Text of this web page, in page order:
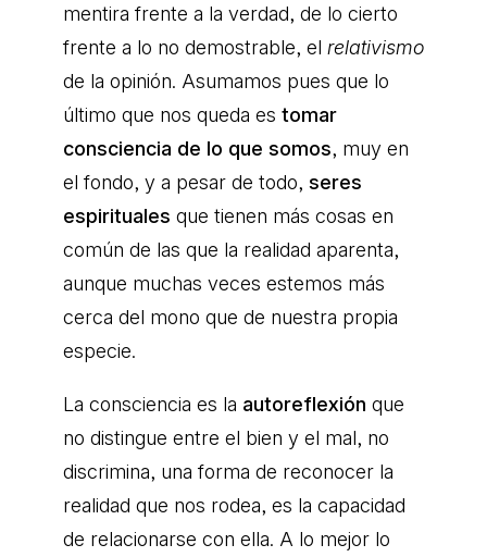
mentira frente a la verdad, de lo cierto
frente a lo no demostrable, el relativismo
de la opinión. Asumamos pues que lo
último que nos queda es tomar
consciencia de lo que somos, muy en
el fondo, y a pesar de todo, seres
espirituales que tienen más cosas en
común de las que la realidad aparenta,
aunque muchas veces estemos más
cerca del mono que de nuestra propia
especie.
La consciencia es la autoreflexión que
no distingue entre el bien y el mal, no
discrimina, una forma de reconocer la
realidad que nos rodea, es la capacidad
de relacionarse con ella. A lo mejor lo